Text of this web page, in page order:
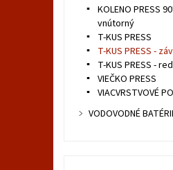
KOLENO PRESS
vnútorný
T-KUS PRESS
T-KUS PRESS -
T-KUS PRESS -
VIEČKO PRESS
VIACVRSTVOVÉ
VODOVODNÉ